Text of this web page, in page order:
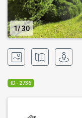
1 30
ID - 2736